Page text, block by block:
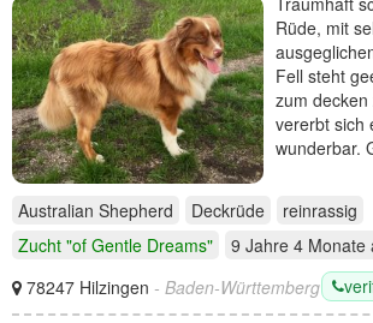
Rüde, mit
Fell steht
zum
vererbt sich
wunderbar.
Australian Shepherd Deckrüde
reinrassig
Zucht "of Gentle Dreams"
9 Jahre 4 Monate
78247 Hilzingen - Baden-Württemberg